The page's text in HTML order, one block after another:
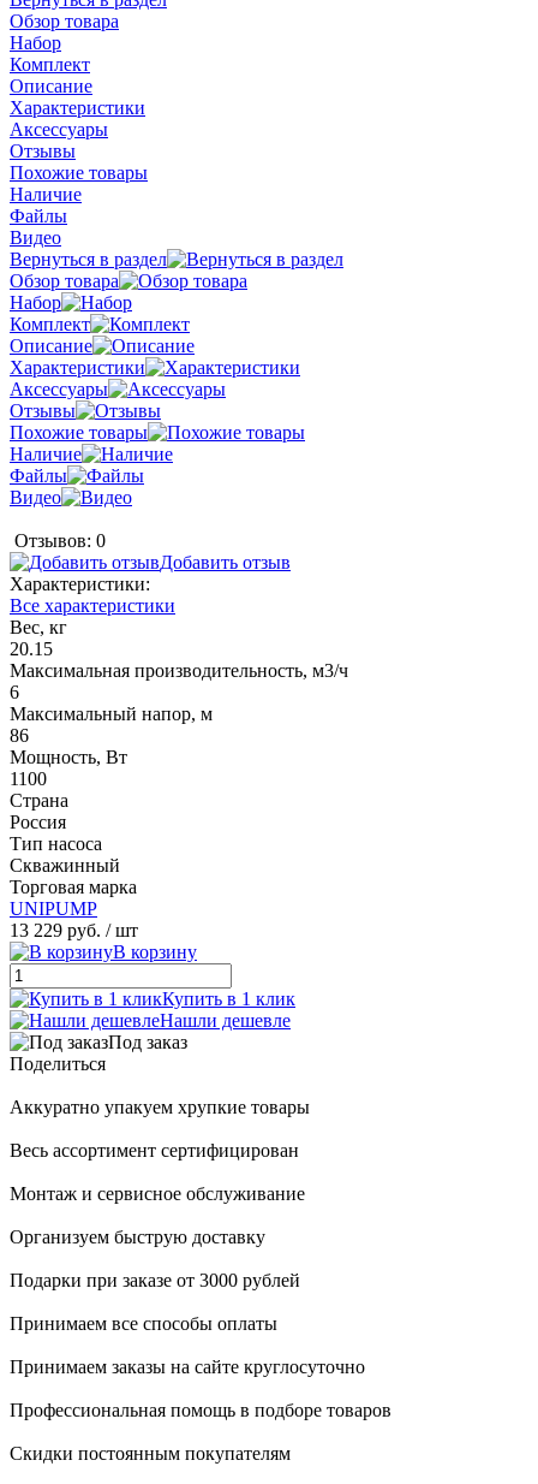
Обзор товара
Набор
Комплект
Описание
Характеристики
Аксессуары
Отзывы
Похожие товары
Наличие
Файлы
Видео
Вернуться в раздел
Обзор товара
Набор
Комплект
Описание
Характеристики
Аксессуары
Отзывы
Похожие товары
Наличие
Файлы
Видео
Отзывов: 0
Добавить отзыв
Характеристики:
Все характеристики
Вес, кг
20.15
Максимальная производительность, м3/ч
6
Максимальный напор, м
86
Мощность, Вт
1100
Страна
Россия
Тип насоса
Скважинный
Торговая марка
UNIPUMP
13 229 руб. / шт
В корзину
Купить в 1 клик
Нашли дешевле
Под заказ
Поделиться
Аккуратно упакуем хрупкие товары
Весь ассортимент сертифицирован
Монтаж и сервисное обслуживание
Организуем быструю доставку
Подарки при заказе от 3000 рублей
Принимаем все способы оплаты
Принимаем заказы на сайте круглосуточно
Профессиональная помощь в подборе товаров
Скидки постоянным покупателям